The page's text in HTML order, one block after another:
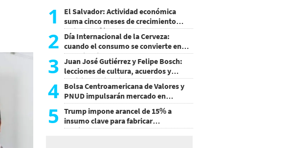
1
El Salvador: Actividad económica
suma cinco meses de crecimiento
arriba de 4%
2 Día Internacional de la Cerveza:
cuando el consumo se convierte en
experiencia
3 Juan José Gutiérrez y Felipe Bosch:
lecciones de cultura, acuerdos y
decisiones sin miedo
4 Bolsa Centroamericana de Valores y
PNUD impulsarán mercado en
Honduras
5
Trump impone arancel de 15% a
insumo clave para fabricar
semiconductores y paneles